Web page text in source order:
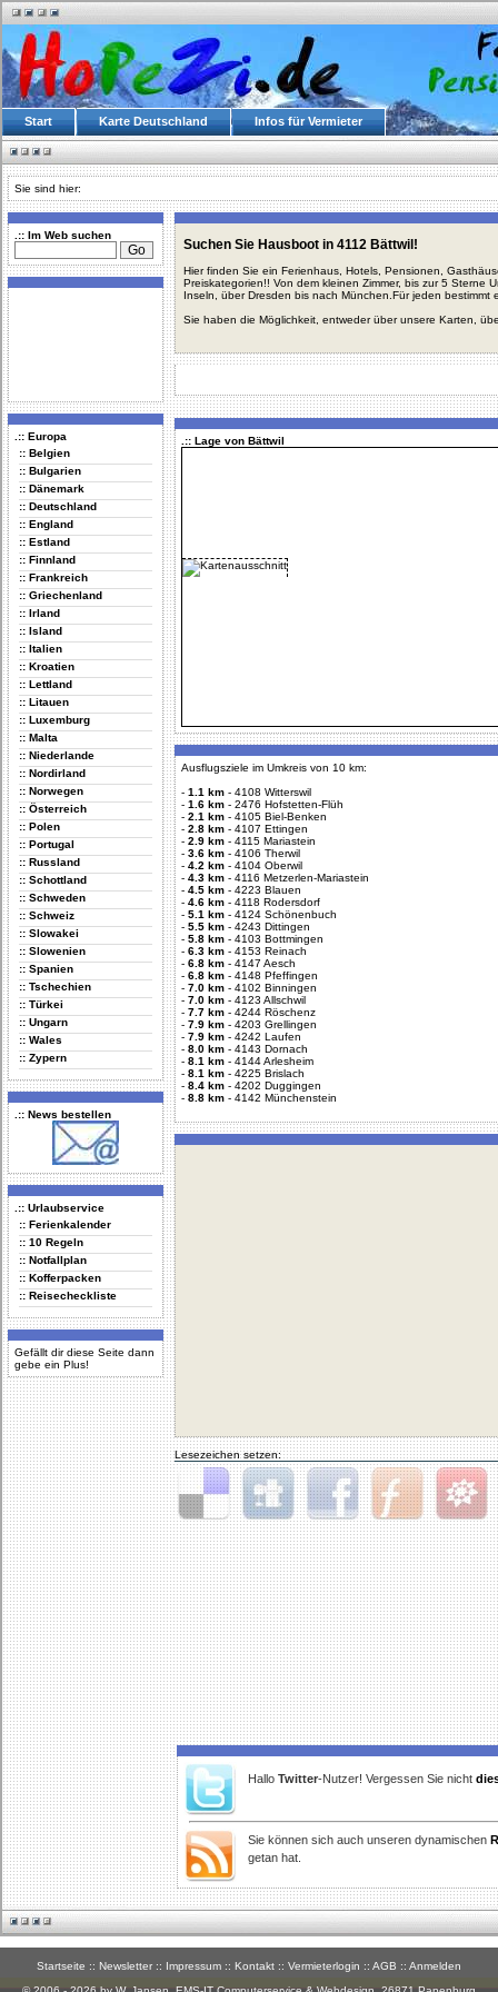
Start Karte Deutschland Infos für Vermieter
Sie sind hier:
.:: Im Web suchen
.:: Europa
:: Belgien
:: Bulgarien
:: Dänemark
:: Deutschland
:: England
:: Estland
:: Finnland
:: Frankreich
:: Griechenland
:: Irland
:: Island
:: Italien
:: Kroatien
:: Lettland
:: Litauen
:: Luxemburg
:: Malta
:: Niederlande
:: Nordirland
:: Norwegen
:: Österreich
:: Polen
:: Portugal
:: Russland
:: Schottland
:: Schweden
:: Schweiz
:: Slowakei
:: Slowenien
:: Spanien
:: Tschechien
:: Türkei
:: Ungarn
:: Wales
:: Zypern
.:: News bestellen
.:: Urlaubservice
:: Ferienkalender
:: 10 Regeln
:: Notfallplan
:: Kofferpacken
:: Reisecheckliste
Gefällt dir diese Seite dann
gebe ein Plus!
Suchen Sie Hausboot in 4112 Bättwil!
Hier finden Sie ein Ferienhaus, Hotels, Pensionen,
Preiskategorien!! Von dem kleinen Zimmer, bis zur 5 Sterne
Inseln, über Dresden bis nach München.Für jeden bestimmt
Sie haben die Möglichkeit, entweder über unsere Karten,
.:: Lage von Bättwil
Ausflugsziele im Umkreis von 10 km:
- 1.1 km - 4108 Witterswil
- 1.6 km - 2476 Hofstetten-Flüh
- 2.1 km - 4105 Biel-Benken
- 2.8 km - 4107 Ettingen
- 2.9 km - 4115 Mariastein
- 3.6 km - 4106 Therwil
- 4.2 km - 4104 Oberwil
- 4.3 km - 4116 Metzerlen-Mariastein
- 4.5 km - 4223 Blauen
- 4.6 km - 4118 Rodersdorf
- 5.1 km - 4124 Schönenbuch
- 5.5 km - 4243 Dittingen
- 5.8 km - 4103 Bottmingen
- 6.3 km - 4153 Reinach
- 6.8 km - 4147 Aesch
- 6.8 km - 4148 Pfeffingen
- 7.0 km - 4102 Binningen
- 7.0 km - 4123 Allschwil
- 7.7 km - 4244 Röschenz
- 7.9 km - 4203 Grellingen
- 7.9 km - 4242 Laufen
- 8.0 km - 4143 Dornach
- 8.1 km - 4144 Arlesheim
- 8.1 km - 4225 Brislach
- 8.4 km - 4202 Duggingen
- 8.8 km - 4142 Münchenstein
Lesezeichen setzen:
Delicious Digg Facebook Furl StudiVZ
Hallo Twitter-Nutzer! Vergessen Sie nicht
Sie können sich auch unseren dynamischen
getan hat.
Startseite :: Newsletter :: Impressum :: Kontakt :: Vermieterlogin :: AGB :: Anmelden